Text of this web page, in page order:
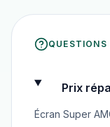
Prix
Écran Super